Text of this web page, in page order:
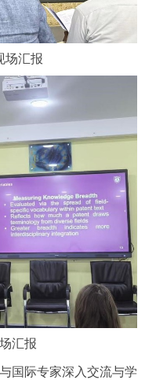
场汇报
汇报
国际专家深入交流与学